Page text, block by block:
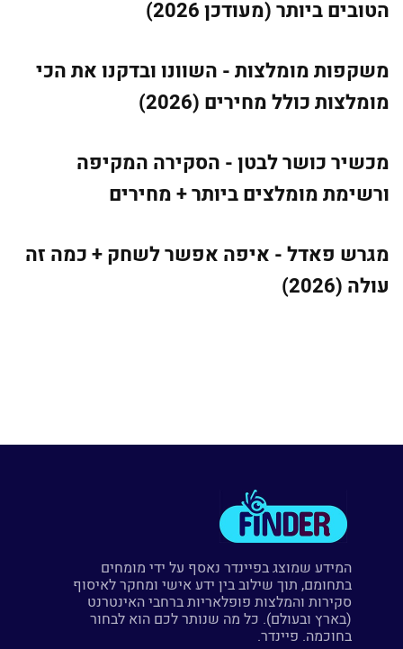
הטובים ביותר (מעודכן 2026)
משקפות מומלצות - השוונו ובדקנו את הכי
מומלצות כולל מחירים (2026)
מכשיר כושר לבטן - הסקירה המקיפה
ורשימת מומלצים ביותר + מחירים
מגרש פאדל - איפה אפשר לשחק + כמה זה
עולה (2026)
המידע שמוצג בפיינדר נאסף על ידי מומחים
בתחומם, תוך שילוב בין ידע אישי ומחקר לאיסוף
סקירות והמלצות פופלאריות ברחבי האינטרנט
(בארץ ובעולם). כל מה שנותר לכם הוא לבחור
בחוכמה. פיינדר.